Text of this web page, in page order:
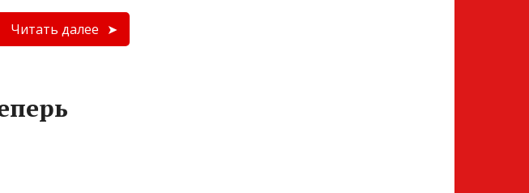
Читать далее